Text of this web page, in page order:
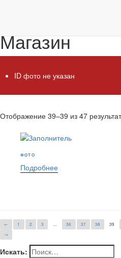
Магазин
ID фото не указан
Отображение 39–39 из 47
ФОТО
Подробнее
← 1 2 3 36 37 38 39
→
Искать: